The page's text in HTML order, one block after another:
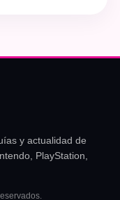
y actualidad de
PlayStation,